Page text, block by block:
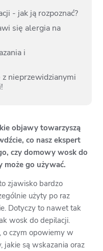
- jak ją rozpoznać?
się alergia na
i
z nieprzewidzianymi
objawy towarzyszą
co nasz ekspert
czy domowy wosk do
może go używać.
zjawisko bardzo
użyty po raz
Dotyczy to nawet tak
wosk do depilacji.
o czym opowiemy w
jakie są wskazania oraz